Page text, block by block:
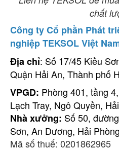
chất
Công ty Cổ phần Phát
nghiệp TEKSOL Việt
Địa chỉ: Số 17/45 Kiều
Quận Hải An, Thành phố
VPGD: Phòng 401, tầng
Lạch Tray, Ngô Quyền,
Nhà xưởng: Số 50,
Sơn, An Dương, Hải Phòng
Mã số thuế: 0201862965